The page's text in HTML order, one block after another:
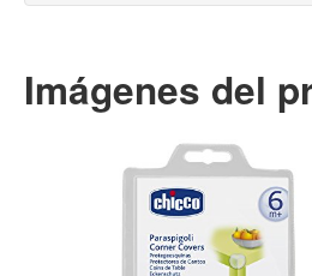
Imágenes del